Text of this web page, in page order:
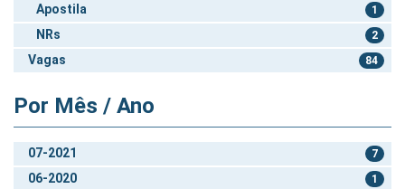
Apostila 1
NRs 2
Vagas 84
Por Mês / Ano
07-2021 7
06-2020 1